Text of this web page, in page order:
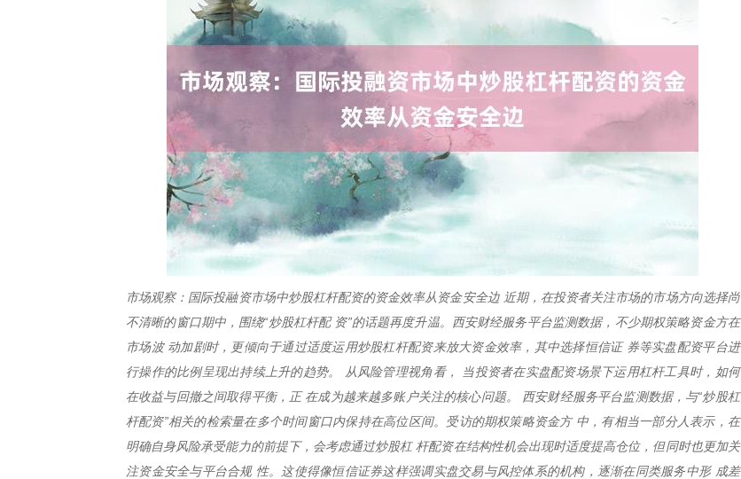
市场观察：国际投融资市场中炒股杠杆配资的资金效率从资金安全边 近期，在投资者关注市场的市场方向选择尚
不清晰的窗口期中，围绕“炒股杠杆配 资”的话题再度升温。西安财经服务平台监测数据，不少期权策略资金方在
市场波 动加剧时，更倾向于通过适度运用炒股杠杆配资来放大资金效率，其中选择恒信证 券等实盘配资平台进
行操作的比例呈现出持续上升的趋势。 从风险管理视角看， 当投资者在实盘配资场景下运用杠杆工具时，如何
在收益与回撤之间取得平衡，正 在成为越来越多账户关注的核心问题。 西安财经服务平台监测数据，与“炒股杠
杆配资”相关的检索量在多个时间窗口内保持在高位区间。受访的期权策略资金方 中，有相当一部分人表示，在
明确自身风险承受能力的前提下，会考虑通过炒股杠 杆配资在结构性机会出现时适度提高仓位，但同时也更加关
注资金安全与平台合规 性。这使得像恒信证券这样强调实盘交易与风控体系的机构，逐渐在同类服务中形 成差